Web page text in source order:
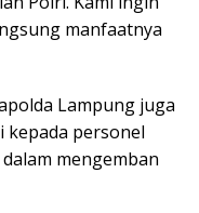
manfaatnya
Lampung juga
kepada personel
mengemban